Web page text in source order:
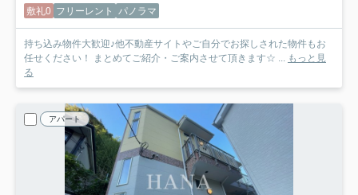
敷礼0 フリーレント パノラマ
持ち込み物件大歓迎♪他不動産サイトやご自分でお探しされた物件もお
任せください！ まとめてご紹介・ご案内させて頂きます☆ ...
もっと見
る
アパート